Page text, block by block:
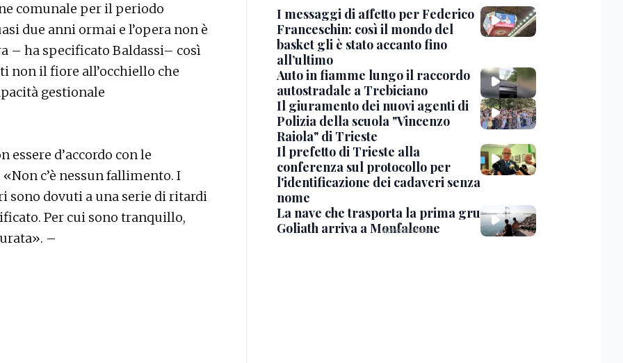
comunale per il periodo
due anni ormai e l’opera non è
– ha specificato Baldassi– così
non il fiore all’occhiello che
gestionale
d’accordo con le
c’è nessun fallimento. I
sono dovuti a una serie di ritardi
Per cui sono tranquillo,
–
I messaggi di affetto per Federico
Franceschin: così il mondo del
basket gli è stato accanto fino
all’ultimo
Auto in fiamme lungo il raccordo
autostradale a Trebiciano
Il giuramento dei nuovi agenti di
Polizia della scuola "Vincenzo
Raiola" di Trieste
Il prefetto di Trieste alla
conferenza sul protocollo per
l'identificazione dei cadaveri senza
nome
La nave che trasporta la prima gru
Goliath arriva a Monfalcone